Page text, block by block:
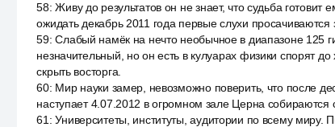
58:Живу до результатов он не знает, что судьба
ожидать декабрь 2011 года первые слухи
59:Слабый намёк на нечто необычное в диапазоне 125
незначительный, но он есть в кулуарах физики спорят
скрыть восторга.
60: Мир науки замер, невозможно поверить, что после
наступает 4.07.2012 в огромном зале Церна
61 :Университеты, институты, аудитории по всему миру.